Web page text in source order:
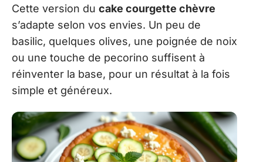
Cette version du cake courgette chèvre
s’adapte selon vos envies. Un peu de
basilic, quelques olives, une poignée de noix
ou une touche de pecorino suffisent à
réinventer la base, pour un résultat à la fois
simple et généreux.